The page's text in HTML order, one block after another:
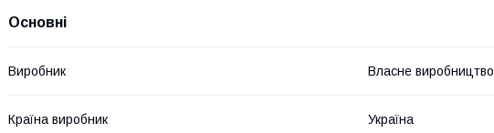
Основні
Виробник Власне виробництво
Країна виробник Україна